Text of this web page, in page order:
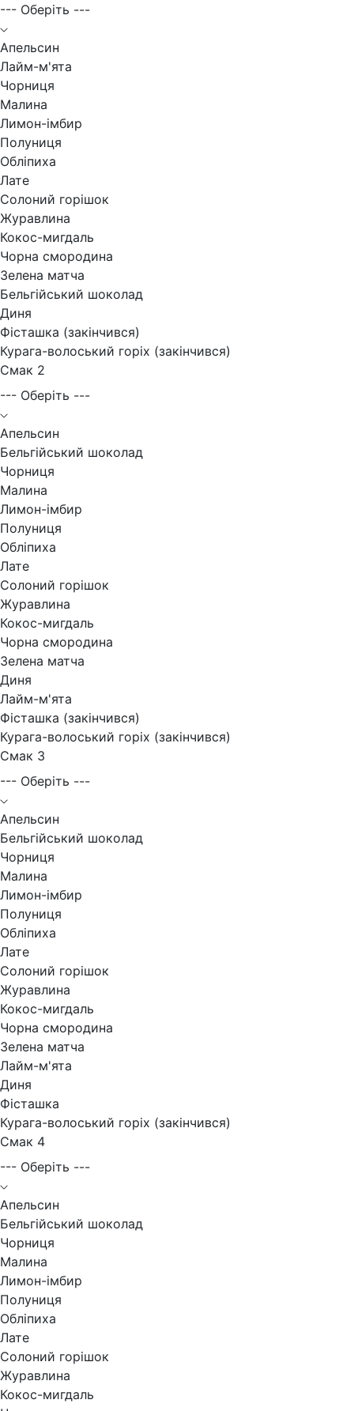
--- Оберіть ---
Апельсин
Лайм-м'ята
Чорниця
Малина
Лимон-імбир
Полуниця
Обліпиха
Лате
Солоний горішок
Журавлина
Кокос-мигдаль
Чорна смородина
Зелена матча
Бельгійський шоколад
Диня
Фісташка (закінчився)
Курага-волоський горіх (закінчився)
Смак 2
--- Оберіть ---
Апельсин
Бельгійський шоколад
Чорниця
Малина
Лимон-імбир
Полуниця
Обліпиха
Лате
Солоний горішок
Журавлина
Кокос-мигдаль
Чорна смородина
Зелена матча
Диня
Лайм-м'ята
Фісташка (закінчився)
Курага-волоський горіх (закінчився)
Смак 3
--- Оберіть ---
Апельсин
Бельгійський шоколад
Чорниця
Малина
Лимон-імбир
Полуниця
Обліпиха
Лате
Солоний горішок
Журавлина
Кокос-мигдаль
Чорна смородина
Зелена матча
Лайм-м'ята
Диня
Фісташка
Курага-волоський горіх (закінчився)
Смак 4
--- Оберіть ---
Апельсин
Бельгійський шоколад
Чорниця
Малина
Лимон-імбир
Полуниця
Обліпиха
Лате
Солоний горішок
Журавлина
Кокос-мигдаль